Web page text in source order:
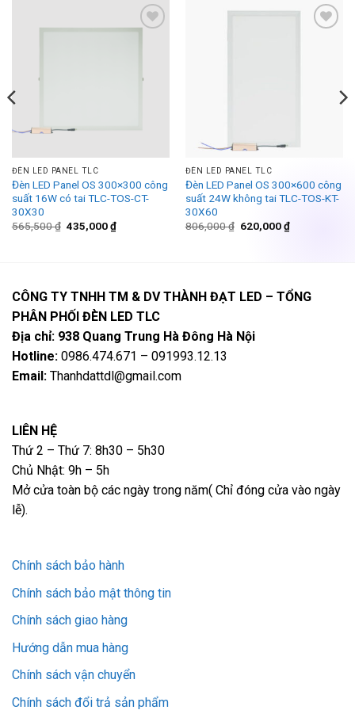
ĐÈN LED PANEL TLC
Đèn LED Panel OS 300×300 công
suất 16W có tai TLC-TOS-CT-
30X30
565,500₫ Giá
435,000₫Giá
hiện
ĐÈN LED PANEL TLC
Đèn LED Panel OS 300×600 công
suất 24W không tai TLC-TOS-KT-
30X60
806,000₫ Giá
620,000₫Giá
hiện
CÔNG TY TNHH TM & DV THÀNH ĐẠT LED – TỔNG
PHÂN PHỐI ĐÈN LED TLC
Địa chỉ: 938 Quang Trung Hà Đông Hà Nội
Hotline: 0986.474.671 – 091993.12.13
Email: Thanhdattdl@gmail.com
LIÊN HỆ
Thứ 2 – Thứ 7: 8h30 – 5h30
Chủ Nhật: 9h – 5h
Mở cửa toàn bộ các ngày trong năm( Chỉ đóng cửa vào ngày
lễ).
Chính sách bảo hành
Chính sách bảo mật thông tin
Chính sách giao hàng
Hướng dẫn mua hàng
Chính sách vận chuyển
Chính sách đổi trả sản phẩm